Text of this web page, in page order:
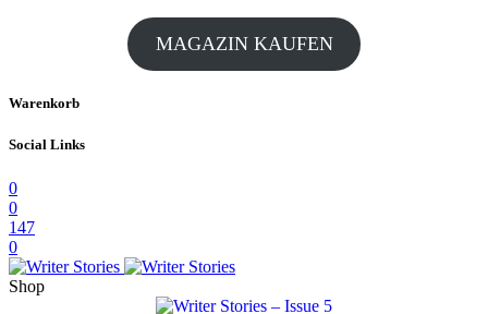
MAGAZIN KAUFEN
Warenkorb
Social Links
0
0
147
0
Shop